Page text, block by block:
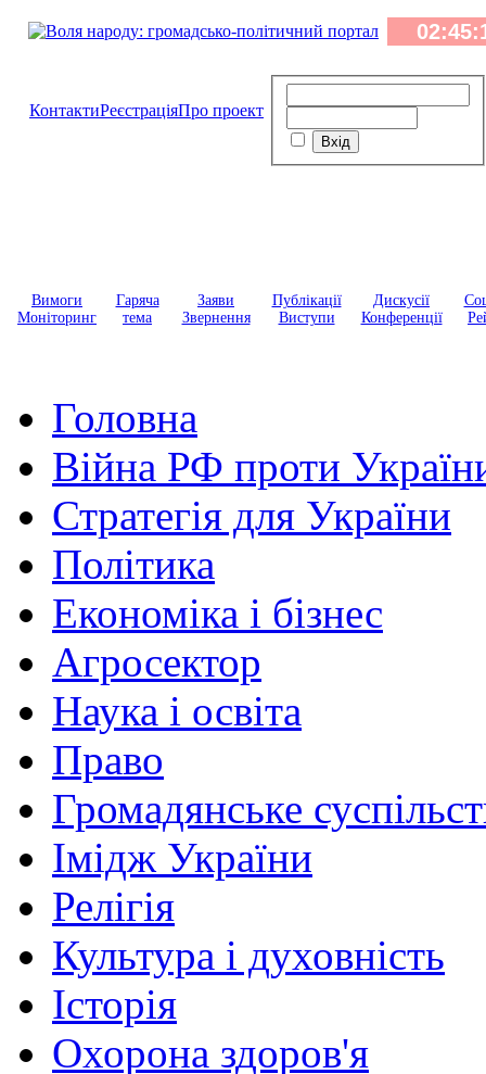
КонтактиРеєстраціяПро проект
Вимоги
Моніторинг
Гаряча
тема
Заяви
Звернення
Публікації
Виступи
Дискусії
Конференції
Головна
Війна РФ проти
Стратегія для України
Політика
Економіка і бізнес
Агросектор
Наука і освіта
Право
Громадянське
Імідж України
Релігія
Культура і духовність
Історія
Охорона здоров'я